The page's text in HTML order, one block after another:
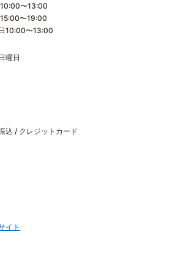
〜13:00
〜19:00
10:00〜13:00
曜日
込 / クレジットカード
イト